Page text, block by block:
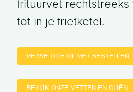
tot in je frietketel.
VERSE OLIE OF VET BESTELLEN
BEKIJK ONZE VETTEN EN OLIËN